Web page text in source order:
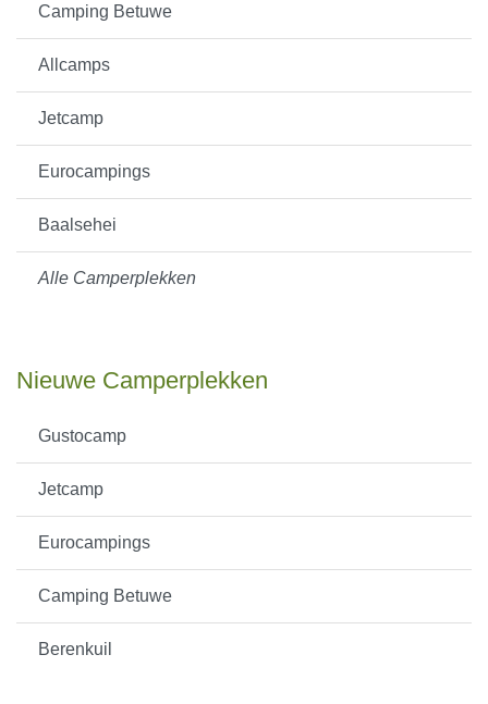
Camping Betuwe
Allcamps
Jetcamp
Eurocampings
Baalsehei
Alle Camperplekken
Nieuwe Camperplekken
Gustocamp
Jetcamp
Eurocampings
Camping Betuwe
Berenkuil